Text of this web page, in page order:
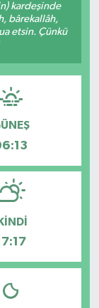
kardeşinde
bârekallâh,
etsin. Çünkü
İKINDI